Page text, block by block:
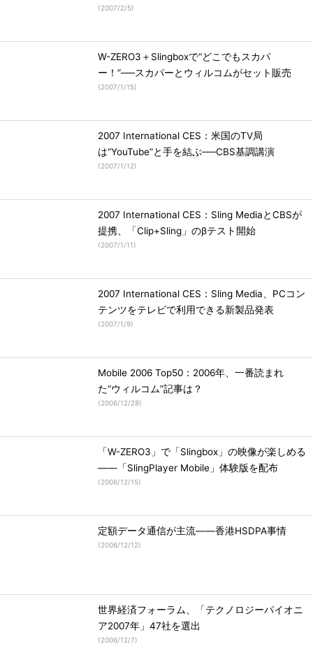
(2007/2/5)
W-ZERO3＋Slingboxで“どこでもスカパ
ー！”──スカパーとウィルコムがセット販売
(2007/1/15)
2007 International CES：米国のTV局
は“YouTube”と手を結ぶ──CBS基調講演
(2007/1/12)
2007 International CES：Sling MediaとCBSが
提携、「Clip+Sling」のβテスト開始
(2007/1/11)
2007 International CES：Sling Media、PCコン
テンツをテレビで利用できる新製品発表
(2007/1/9)
Mobile 2006 Top50：2006年、一番読まれ
た“ウィルコム”記事は？
(2006/12/28)
「W-ZERO3」で「Slingbox」の映像が楽しめる
――「SlingPlayer Mobile」体験版を配布
(2006/12/15)
定額データ通信が主流――香港HSDPA事情
(2006/12/12)
世界経済フォーラム、「テクノロジーパイオニ
ア2007年」47社を選出
(2006/12/7)